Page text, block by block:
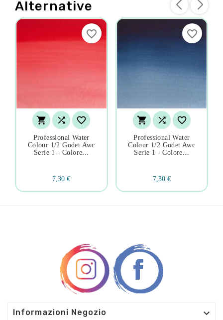
Alternative
  
Professional Water
Colour 1/2 Godet Awc
Serie 1 - Colore...
7,30 €
favorite_border
  
Professional Water
Colour 1/2 Godet Awc
Serie 1 - Colore...
7,30 €
favorite_border
Informazioni Negozio 